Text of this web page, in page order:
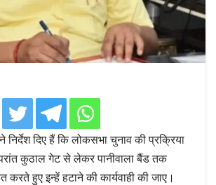
निर्देश दिए हैं कि लोकसभा चुनाव की प्रक्रिया
कुठाल गेट से लेकर पानीवाला बैंड तक
करते हुए इन्हें हटाने की कार्यवाही की जाए।